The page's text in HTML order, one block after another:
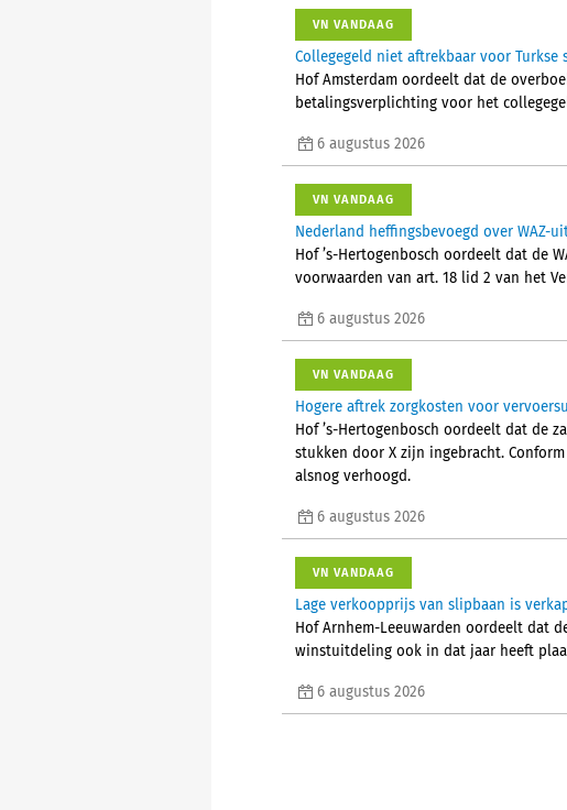
VN VANDAAG
Collegegeld niet aftrekbaar voor
Hof Amsterdam oordeelt dat de
betalingsverplichting voor het
6 augustus 2026
VN VANDAAG
Nederland heffingsbevoegd over WAZ-
Hof ’s-Hertogenbosch oordeelt dat de
voorwaarden van art. 18 lid 2 van het
6 augustus 2026
VN VANDAAG
Hogere aftrek zorgkosten voor
Hof ’s-Hertogenbosch oordeelt dat de
stukken door X zijn ingebracht.
alsnog verhoogd.
6 augustus 2026
VN VANDAAG
Lage verkoopprijs van slipbaan is
Hof Arnhem-Leeuwarden oordeelt dat
winstuitdeling ook in dat jaar heeft
6 augustus 2026